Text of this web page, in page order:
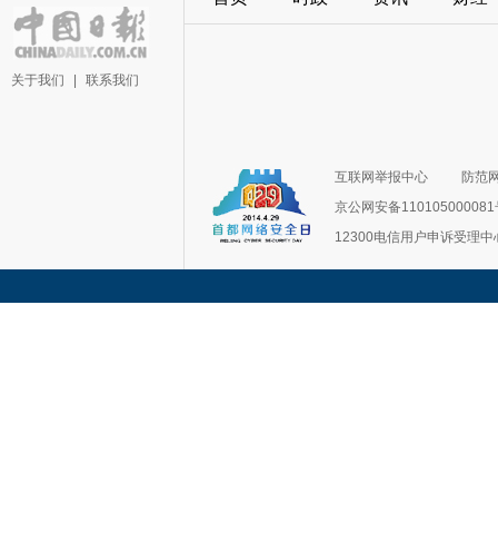
关于我们 联系我们
互联网举报中心
防范
京公网安备110105000081
12300电信用户申诉受理中